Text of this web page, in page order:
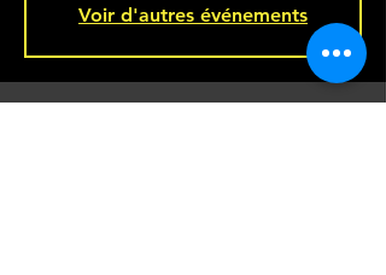
Voir d'autres événements